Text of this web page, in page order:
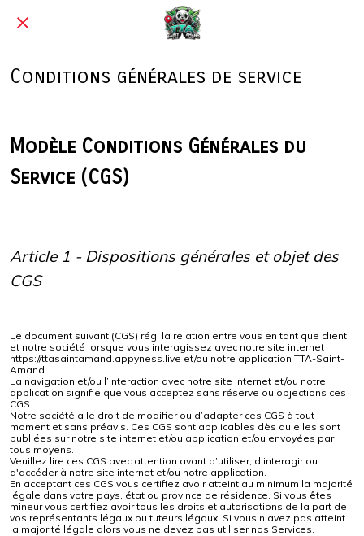
Conditions générales de service
Modèle Conditions Générales du
Service (CGS)
Article 1 - Dispositions générales et objet des
CGS
Le document suivant (CGS) régi la relation entre vous en tant que client
et notre société lorsque vous interagissez avec notre site internet
https://ttasaintamand.appyness.live et/ou notre application TTA-Saint-
Amand.
La navigation et/ou l’interaction avec notre site internet et/ou notre
application signifie que vous acceptez sans réserve ou objections ces
CGS.
Notre société a le droit de modifier ou d’adapter ces CGS à tout
moment et sans préavis. Ces CGS sont applicables dès qu’elles sont
publiées sur notre site internet et/ou application et/ou envoyées par
tous moyens.
Veuillez lire ces CGS avec attention avant d’utiliser, d’interagir ou
d'accéder à notre site internet et/ou notre application.
En acceptant ces CGS vous certifiez avoir atteint au minimum la majorité
légale dans votre pays, état ou province de résidence. Si vous êtes
mineur vous certifiez avoir tous les droits et autorisations de la part de
vos représentants légaux ou tuteurs légaux. Si vous n’avez pas atteint
la majorité légale alors vous ne devez pas utiliser nos Services.